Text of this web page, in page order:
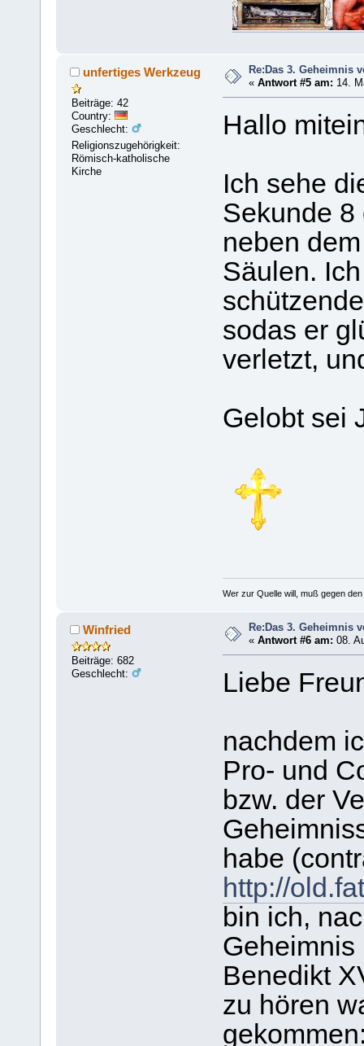
unfertiges Werkzeug
Beiträge: 42
Country:
Geschlecht:
Religionszugehörigkeit:
Römisch-katholische
Kirche
Re:Das 3. Geheimnis
«Antwort #5 am: 14.
Hallo
Ich sehe
Sekunde 8
neben
Säulen.
sodas er
verletzt,
Gelobt sei
Wer zur Quelle will, muß gegen
Winfried
Beiträge: 682
Geschlecht:
Re:Das 3. Geheimnis
«Antwort #6 am: 08.
Liebe
nachdem
Pro- und
bzw. der
habe
http://
bin ich,
Geheimnis
Benedikt
zu hören